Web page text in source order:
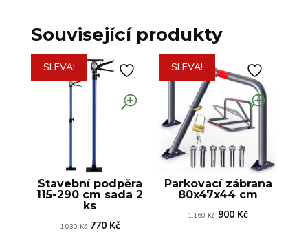
Související produkty
SLEVA!
Stavební podpěra
115-290 cm sada 2
ks
1.030Kč Původní
770 KčAktuální
SLEVA!
Parkovací zábrana
80x47x44 cm
1.160Kč Původní
900 KčAktuální